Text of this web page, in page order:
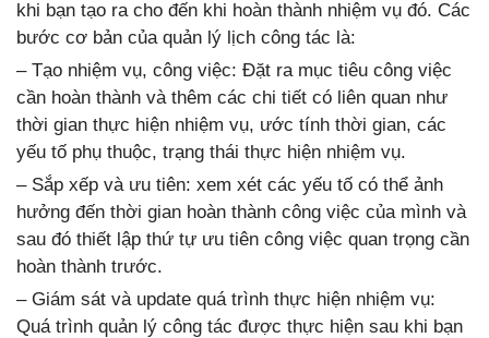
khi bạn tạo ra cho đến khi hoàn thành nhiệm vụ đó. Các
bước cơ bản của quản lý lịch công tác là:
– Tạo nhiệm vụ, công việc: Đặt ra mục tiêu công việc
cần hoàn thành và thêm các chi tiết có liên quan như
thời gian thực hiện nhiệm vụ, ước tính thời gian, các
yếu tố phụ thuộc, trạng thái thực hiện nhiệm vụ.
– Sắp xếp và ưu tiên: xem xét các yếu tố có thể ảnh
hưởng đến thời gian hoàn thành công việc của mình và
sau đó thiết lập thứ tự ưu tiên công việc quan trọng cần
hoàn thành trước.
– Giám sát và update quá trình thực hiện nhiệm vụ:
Quá trình quản lý công tác được thực hiện sau khi bạn